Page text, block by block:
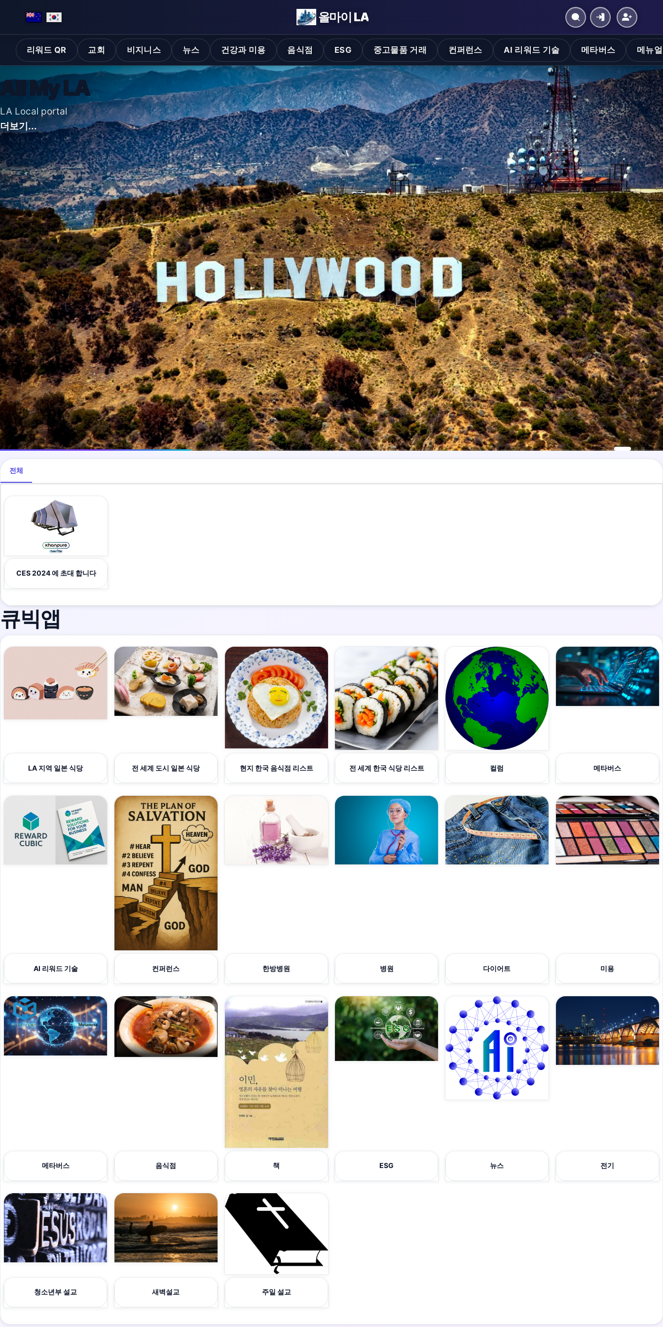
올마이 LA
리워드 QR 교회 비지니스 뉴스 건강과 미용 음식점 ESG 중고물품 거래 컨퍼런스 AI 리워드 기술 메타버스 메뉴얼
All My LA
전체
CES 2024 에 초대 합니다
큐빅앱
LA 지역 일본 식당 전 세계 도시 일본 식당 현지 한국 음식점 리스트 전 세계 한국 식당 리스트 컬럼 메타버스
AI 리워드 기술 컨퍼런스 한방병원 병원 다이어트 미용
메타버스 음식점 책 ESG 뉴스 전기
청소년부 설교 새벽설교 주일 설교